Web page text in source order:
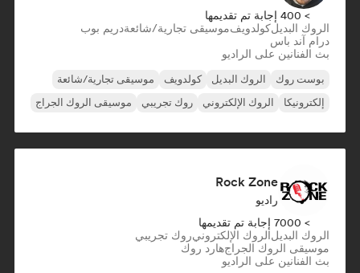
> 400 إجابة تم تقديمها
الروك البديلكولدويفموسيقى تجارية/شائعةدريم بوب
درام آند باس
بث الفنانين على الراديو
بوست روك الروك البديل كولدويف
موسيقى تجارية/شائعة
إلكترونيكا
الروك الإلكتروني روك تجريبي موسيقى الروك الجراج
Rock Zone
راديو
> 7000 إجابة تم تقديمها
الروك البديلالروك الإلكترونيروك تجريبي
موسيقى الروك الجراجهارد روك
بث الفنانين على الراديو